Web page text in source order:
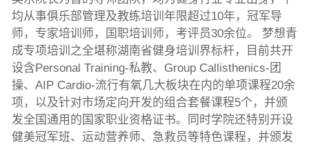
均从事俱乐部管理及教练培训年限超过10年，冠军导
师，专家培训师，国职培训师，考评员30余位。 梦想青
成专项培训之全堪称湖南省健身培训界标杆，目前共开
设含Personal Training-私教、Group Callisthenics-团
操、AIP Cardio-流行有氧几大板块在内的单项课程20余
项，以及针对市场定向开发的组合套餐课程5个，并颁
发全国通用的国家职业资格证书。同时学院还特别开设
健美冠军班、运动营养师、急救员等特色课程，并颁发